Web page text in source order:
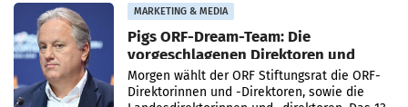
MARKETING & MEDIA
Pigs ORF-Dream-Team: Die
vorgeschlagenen Direktoren und
Direktorinnen
Morgen wählt der ORF Stiftungsrat die ORF-
Direktorinnen und -Direktoren, sowie die